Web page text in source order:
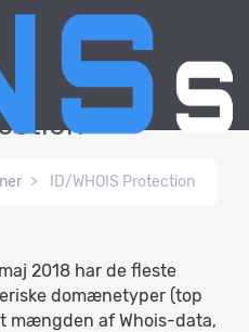
person
ID/WHOIS Protection
2018 har de fleste
domænetyper (top
mængden af Whois-data,